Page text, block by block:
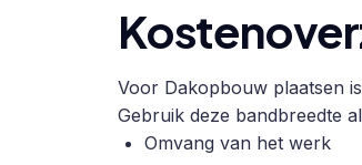
Voor Dakopbouw plaatsen
Gebruik deze bandbreedte
Omvang van het werk